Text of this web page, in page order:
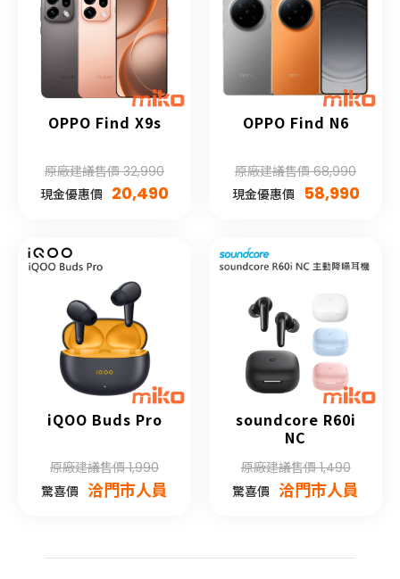
OPPO Find X9s
原廠建議售價 32,990
現金優惠價 20,490
OPPO Find N6
原廠建議售價 68,990
現金優惠價
58,990
iQOO Buds Pro
原廠建議售價 1,990
驚喜價 洽門市人員
soundcore R60i
NC
原廠建議售價 1,490
驚喜價 洽門市人員